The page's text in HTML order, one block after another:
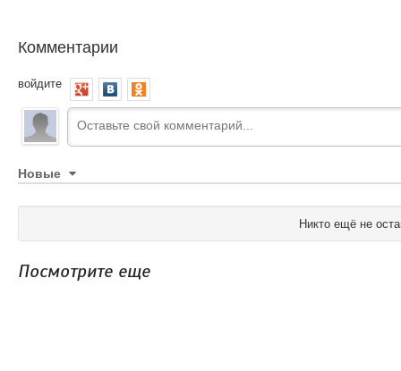
Комментарии
войдите
Новые
Никто ещё не
Посмотрите еще